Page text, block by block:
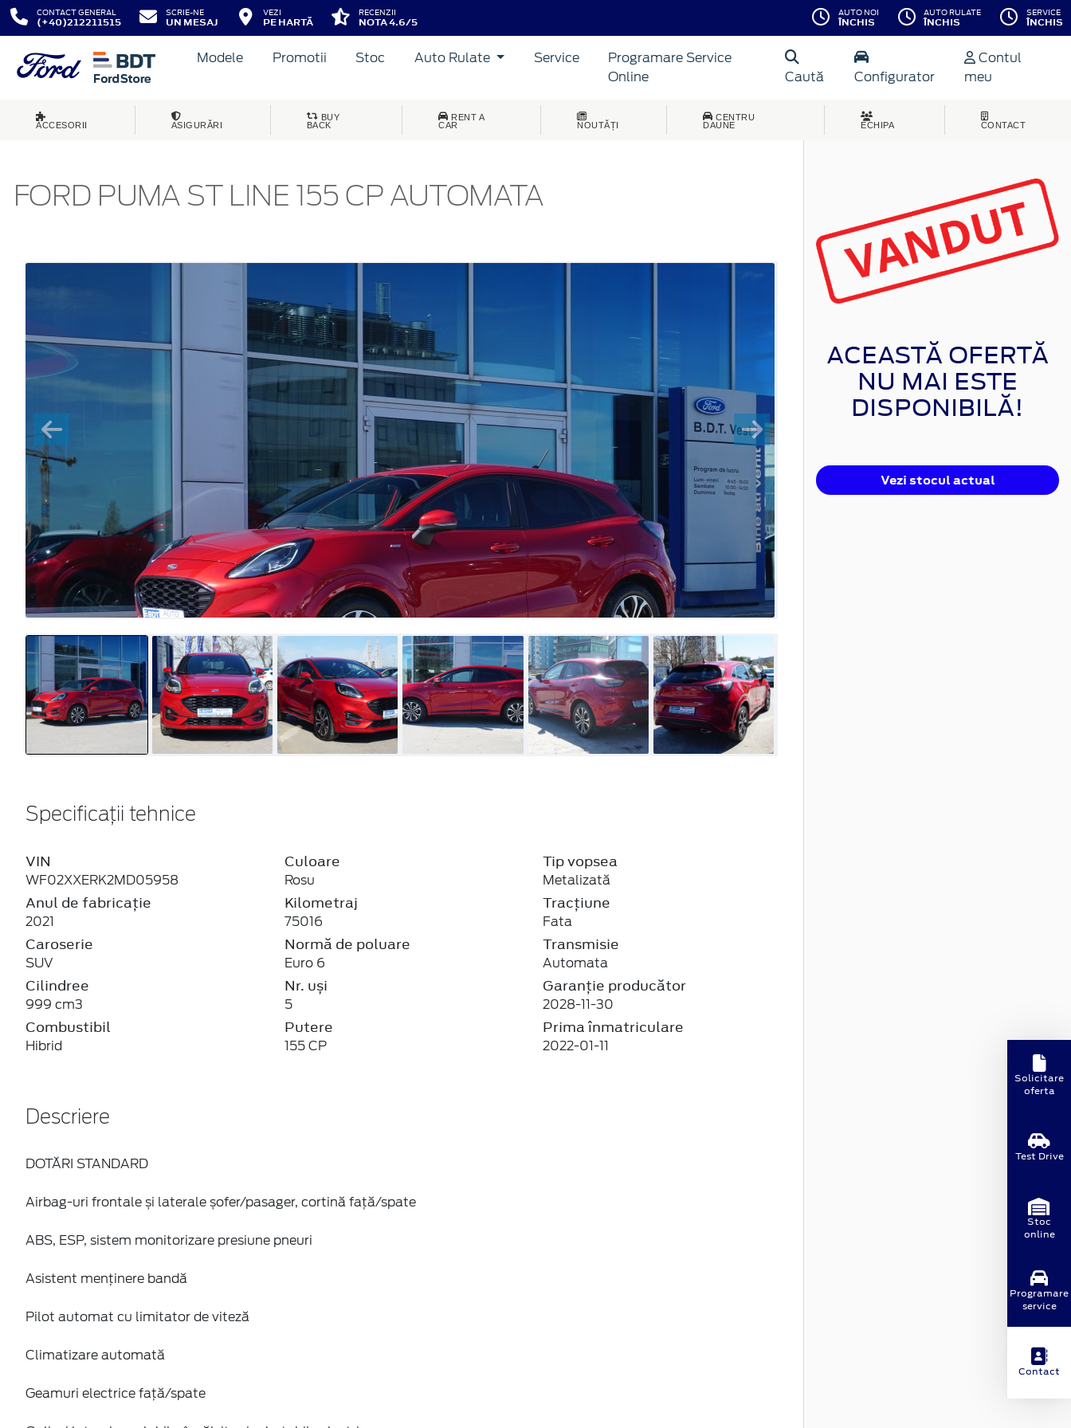
CONTACT GENERAL
(+40)212211515
SCRIE-NE
UN MESAJ
VEZI
PE HARTĂ
RECENZII
NOTA 4.6/5
AUTO NOI
ÎNCHIS
AUTO RULATE
ÎNCHIS
SERVICE
ÎNCHIS
Modele Promotii Stoc Auto Rulate Service
Programare Service
Online
Caută Configurator
Contul
meu
ACCESORII ASIGURĂRI
BUY
BACK
RENT A
CAR
NOUTĂȚI
CENTRU
DAUNE
ECHIPA CONTACT
FORD PUMA ST LINE 155 CP AUTOMATA
Specificații tehnice
VIN
WF02XXERK2MD05958
Anul de fabricație
2021
Caroserie
SUV
Cilindree
999 cm3
Combustibil
Hibrid
Culoare
Rosu
Kilometraj
75016
Normă de poluare
Euro 6
Nr. uși
5
Putere
155 CP
Tip vopsea
Metalizată
Tracțiune
Fata
Transmisie
Automata
Garanție producător
2028-11-30
Prima înmatriculare
2022-01-11
Descriere
DOTĂRI STANDARD
Airbag-uri frontale și laterale șofer/pasager, cortină față/spate
ABS, ESP, sistem monitorizare presiune pneuri
Asistent menținere bandă
Pilot automat cu limitator de viteză
Climatizare automată
Geamuri electrice față/spate
ACEASTĂ OFERTĂ
NU MAI ESTE
DISPONIBILĂ!
Vezi stocul actual
Solicitare
oferta
Test Drive
Stoc
online
Programare
service
Contact